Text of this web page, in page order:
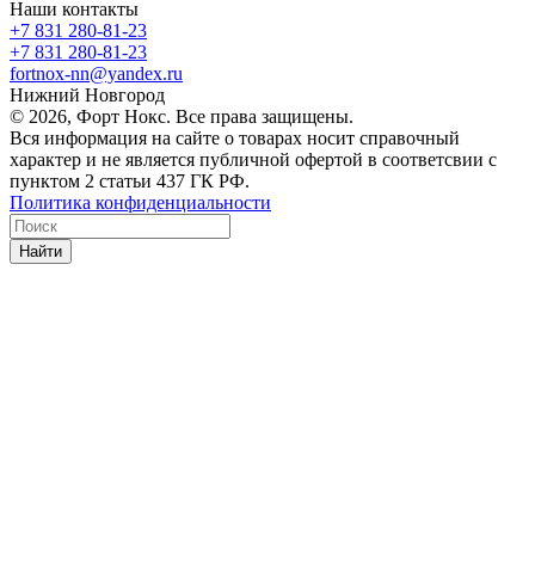
Наши контакты
+7 831 280-81-23
+7 831 280-81-23
fortnox-nn@yandex.ru
Нижний Новгород
© 2026, Форт Нокс. Все права защищены.
Вся информация на сайте о товарах носит справочный
характер и не является публичной офертой в соответсвии с
пунктом 2 статьи 437 ГК РФ.
Политика конфиденциальности
Найти